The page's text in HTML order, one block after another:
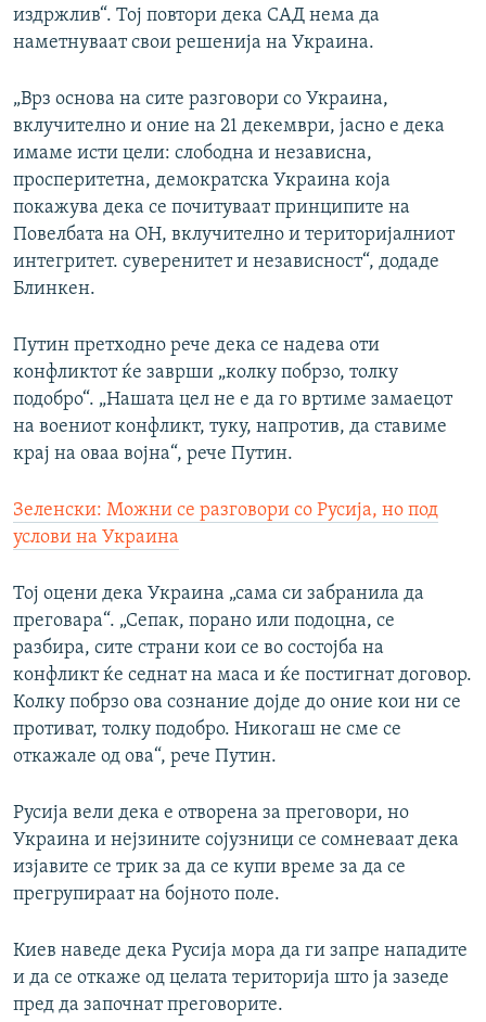
издржлив“. Тој повтори дека САД нема да
наметнуваат свои решенија на Украина.
„Врз основа на сите разговори со Украина,
вклучително и оние на 21 декември, јасно е дека
имаме исти цели: слободна и независна,
просперитетна, демократска Украина која
покажува дека се почитуваат принципите на
Повелбата на ОН, вклучително и територијалниот
интегритет. суверенитет и независност“, додаде
Блинкен.
Путин претходно рече дека се надева оти
конфликтот ќе заврши „колку побрзо, толку
подобро“. „Нашата цел не е да го вртиме замаецот
на воениот конфликт, туку, напротив, да ставиме
крај на оваа војна“, рече Путин.
Зеленски: Можни се разговори со Русија, но под
услови на Украина
Тој оцени дека Украина „сама си забранила да
преговара“. „Сепак, порано или подоцна, се
разбира, сите страни кои се во состојба на
конфликт ќе седнат на маса и ќе постигнат договор.
Колку побрзо ова сознание дојде до оние кои ни се
противат, толку подобро. Никогаш не сме се
откажале од ова“, рече Путин.
Русија вели дека е отворена за преговори, но
Украина и нејзините сојузници се сомневаат дека
изјавите се трик за да се купи време за да се
прегрупираат на бојното поле.
Киев наведе дека Русија мора да ги запре нападите
и да се откаже од целата територија што ја зазеде
пред да започнат преговорите.